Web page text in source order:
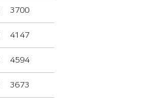
3700
4147
4594
3673